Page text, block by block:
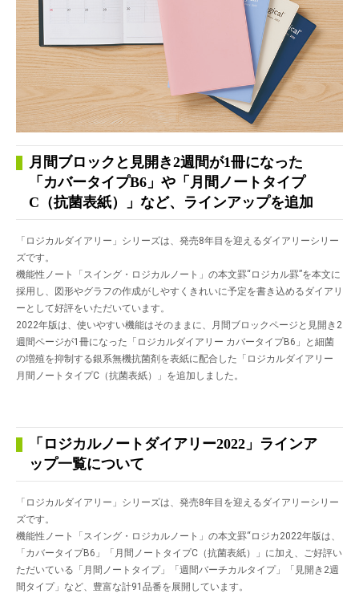
月間ブロックと見開き2週間が1冊になった
「カバータイプB6」や「月間ノートタイプ
C（抗菌表紙）」など、ラインアップを追加
「ロジカルダイアリー」シリーズは、発売8年目を迎えるダイアリーシリー
ズです。
機能性ノート「スイング・ロジカルノート」の本文罫“ロジカル罫”を本文に
採用し、図形やグラフの作成がしやすくきれいに予定を書き込めるダイアリ
ーとして好評をいただいています。
2022年版は、使いやすい機能はそのままに、月間ブロックページと見開き2
週間ページが1冊になった「ロジカルダイアリー カバータイプB6」と細菌
の増殖を抑制する銀系無機抗菌剤を表紙に配合した「ロジカルダイアリー
月間ノートタイプC（抗菌表紙）」を追加しました。
「ロジカルノートダイアリー2022」ラインア
ップ一覧について
「ロジカルダイアリー」シリーズは、発売8年目を迎えるダイアリーシリー
ズです。
機能性ノート「スイング・ロジカルノート」の本文罫“ロジカ2022年版は、
「カバータイプB6」「月間ノートタイプC（抗菌表紙）」に加え、ご好評い
ただいている「月間ノートタイプ」「週間バーチカルタイプ」「見開き2週
間タイプ」など、豊富な計91品番を展開しています。